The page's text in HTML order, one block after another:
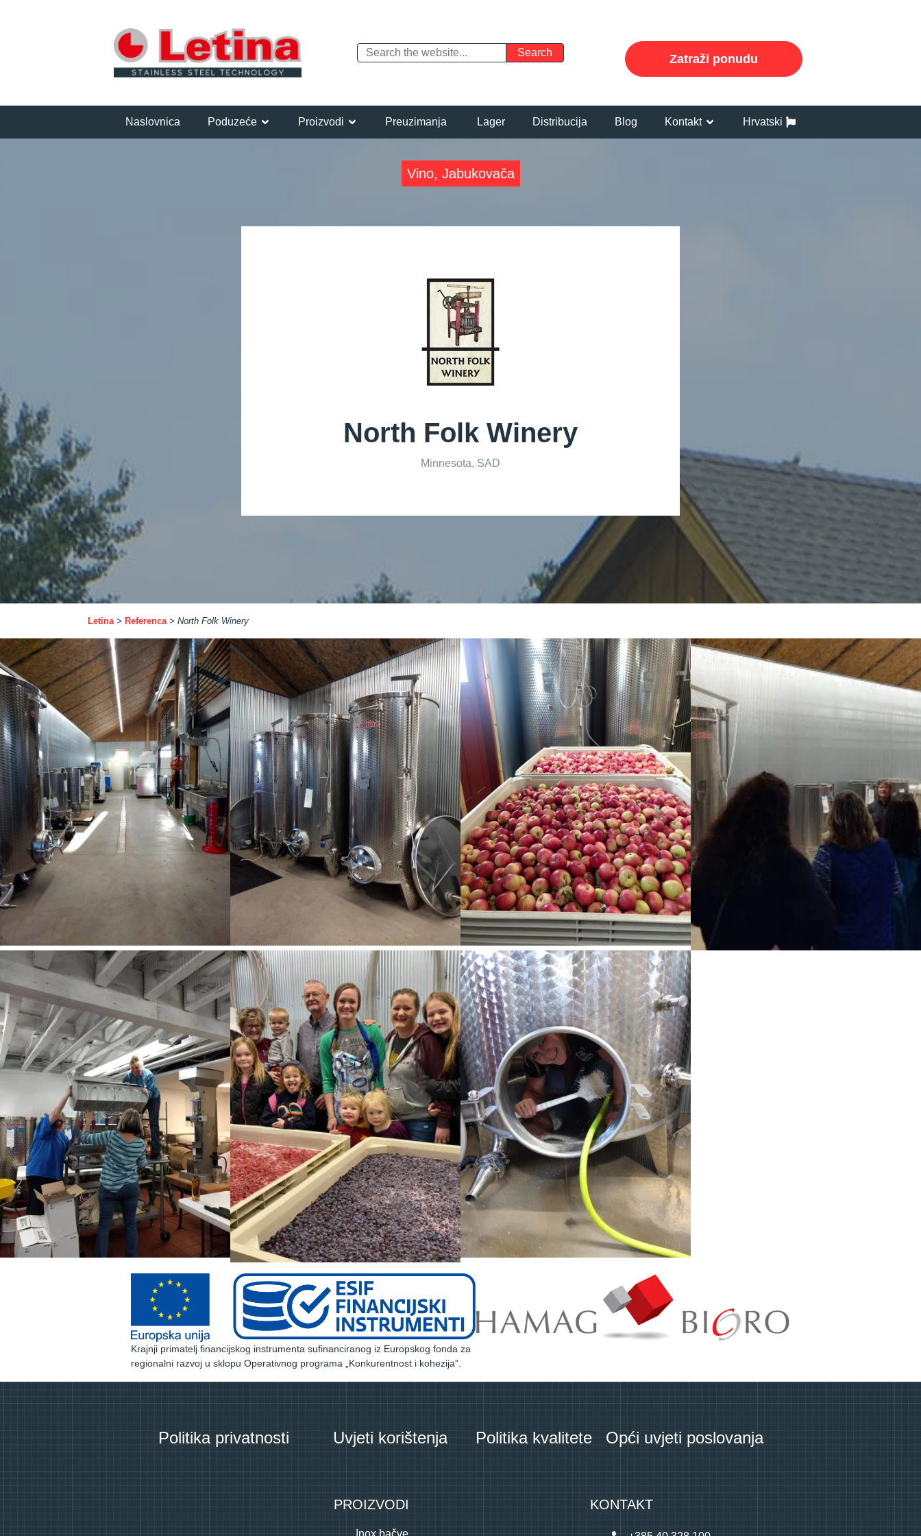
Zatraži ponudu
Naslovnica Poduzeće Proizvodi Preuzimanja Lager Distribucija Blog Kontakt Hrvatski
Vino, Jabukovača
North Folk Winery
Minnesota, SAD
Letina> Referenca> North Folk Winery
Krajnji primatelj financijskog instrumenta sufinanciranog iz Europskog fonda za
regionalni razvoj u sklopu Operativnog programa „Konkurentnost i kohezija”.
Politika privatnosti Uvjeti korištenja Politika kvalitete Opći uvjeti poslovanja
PROIZVODI
Inox bačve
KONTAKT